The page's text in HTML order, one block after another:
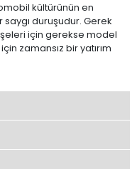
kültürünün en
saygı duruşudur. Gerek
için gerekse model
zamansız bir yatırım